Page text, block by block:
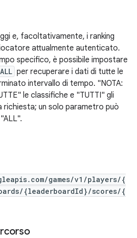
e, facoltativamente, i ranking
attualmente autenticato.
specifico, è possibile impostare
ALL per recuperare i dati di tutte le
intervallo di tempo. "NOTA:
le classifiche e "TUTTI" gli
richiesta; un solo parametro può
games/v1/players/{
{leaderboardId}/scores/{